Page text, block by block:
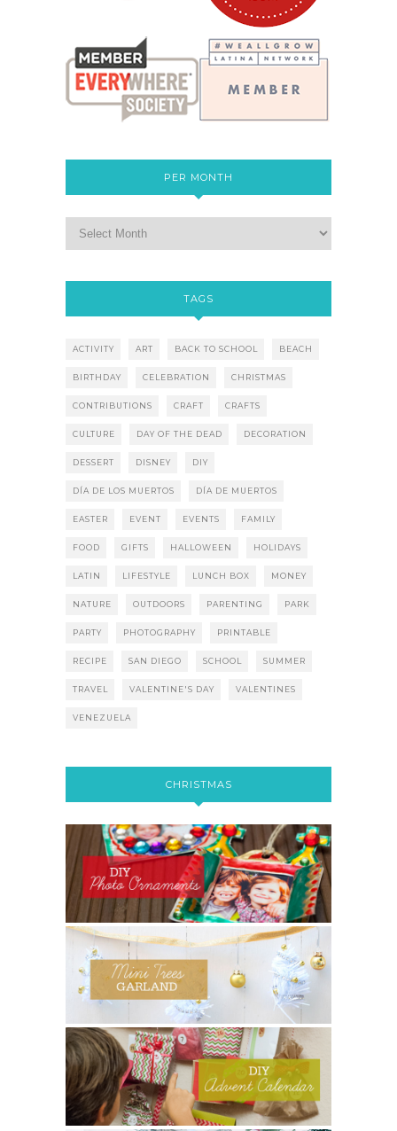
PER MONTH
TAGS
ACTIVITY ART BACK TO SCHOOL BEACH
BIRTHDAY CELEBRATION CHRISTMAS
CONTRIBUTIONS CRAFT CRAFTS
CULTURE DAY OF THE DEAD DECORATION
DESSERT DISNEY DIY
DÍA DE LOS MUERTOS DÍA DE MUERTOS
EASTER EVENT EVENTS FAMILY
FOOD GIFTS HALLOWEEN HOLIDAYS
LATIN LIFESTYLE LUNCH BOX MONEY
NATURE OUTDOORS PARENTING PARK
PARTY PHOTOGRAPHY PRINTABLE
RECIPE SAN DIEGO SCHOOL SUMMER
TRAVEL VALENTINE'S DAY VALENTINES
VENEZUELA
CHRISTMAS